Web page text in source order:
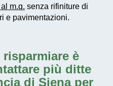
m.q. senza rifiniture di
e pavimentazioni.
risparmiare è
più ditte
di Siena per